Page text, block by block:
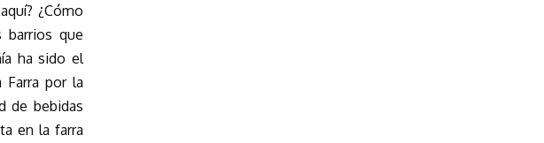
¿Cómo
barrios que
ha sido el
por la
de bebidas
en la farra